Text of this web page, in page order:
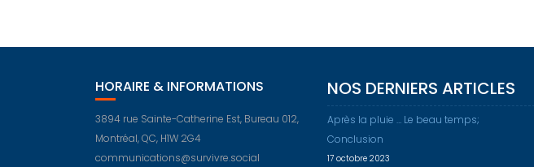
HORAIRE & INFORMATIONS
3894 rue Sainte-Catherine Est, Bureau 012,
Montréal, QC, H1W 2G4
communications@survivre.social
NOS DERNIERS ARTICLES
Après la pluie … Le beau temps;
Conclusion
17 octobre 2023